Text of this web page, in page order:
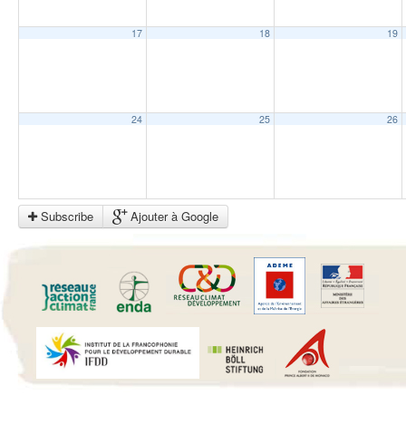
17 18 19
24 25 26
Subscribe Ajouter à Google